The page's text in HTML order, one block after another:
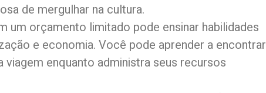
de mergulhar na cultura.
um orçamento limitado pode ensinar habilidades
e economia. Você pode aprender a encontrar
enquanto administra seus recursos